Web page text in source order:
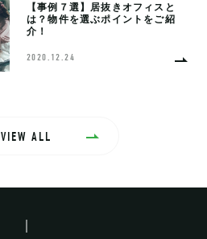
【事例７選】居抜きオフィスと
は？物件を選ぶポイントをご紹
介！
2020.12.24
VIEW ALL